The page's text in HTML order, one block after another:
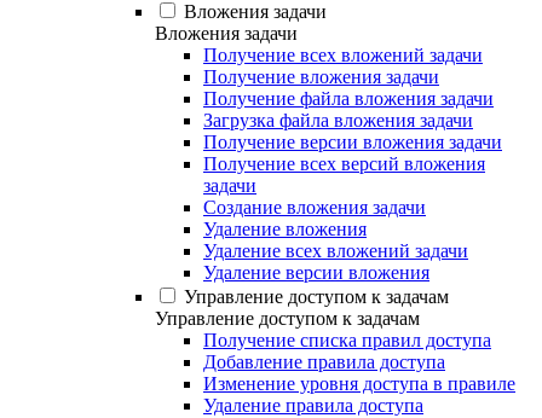
Вложения задачи
Вложения задачи
Получение всех вложений задачи
Получение вложения задачи
Получение файла вложения задачи
Загрузка файла вложения задачи
Получение версии вложения задачи
Получение всех версий вложения
задачи
Создание вложения задачи
Удаление вложения
Удаление всех вложений задачи
Удаление версии вложения
Управление доступом к задачам
Управление доступом к задачам
Получение списка правил доступа
Добавление правила доступа
Изменение уровня доступа в правиле
Удаление правила доступа